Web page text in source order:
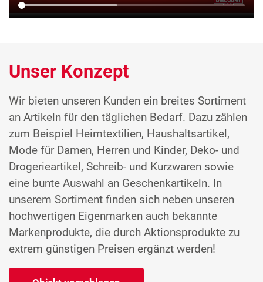
Unser Konzept
Wir bieten unseren Kunden ein breites Sortiment
an Artikeln für den täglichen Bedarf. Dazu zählen
zum Beispiel Heimtextilien, Haushaltsartikel,
Mode für Damen, Herren und Kinder, Deko- und
Drogerieartikel, Schreib- und Kurzwaren sowie
eine bunte Auswahl an Geschenkartikeln. In
unserem Sortiment finden sich neben unseren
hochwertigen Eigenmarken auch bekannte
Markenprodukte, die durch Aktionsprodukte zu
extrem günstigen Preisen ergänzt werden!